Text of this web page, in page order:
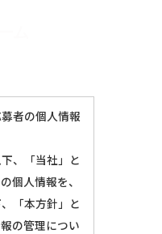
者の個人情報
、「当社」と
個人情報を、
「本方針」と
の管理につい